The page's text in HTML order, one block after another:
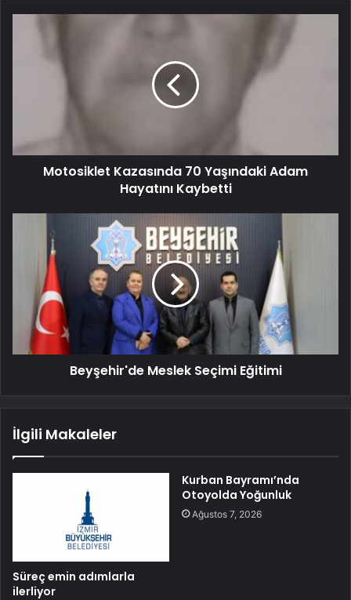
Motosiklet Kazasında 70 Yaşındaki Adam
Hayatını Kaybetti
Beyşehir'de Meslek Seçimi Eğitimi
İlgili Makaleler
Süreç emin adımlarla
ilerliyor
Kurban Bayramı’nda
Otoyolda Yoğunluk
Ağustos 7, 2026